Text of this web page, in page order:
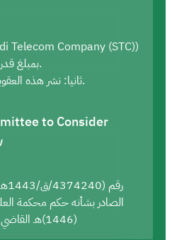
بمبلغ قدره (100,000) ريال سعودي.
ثانيا: نشر هذه العقوبة في الموقع الإلكتروني للهيئة.
to Consider
(1446)هـ القاضي بتأييد الحكم برفض الدعوى